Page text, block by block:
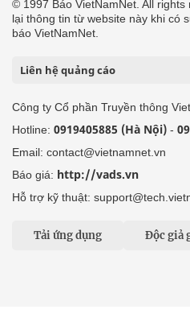
© 1997 Báo VietNamNet. All
lại thông tin từ website này khi có
báo VietNamNet.
Liên hệ quảng cáo
Công ty Cổ phần Truyền thông
Hotline: 0919405885 (Hà Nội) -
Email: contact@vietnamnet.vn
Báo giá: http://vads.vn
Hỗ trợ kỹ thuật:
Tải ứng dụng Độc giả